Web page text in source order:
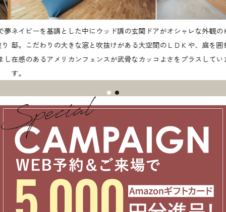
ネイビーを基調とした中にウッド調の玄関ドアがオシャレな外観のＫ様
邸。こだわりの大きな窓と吹抜けがある大空間のＬＤＫや、庭を囲む存
在感のあるアメリカンフェンスが武骨なカッコよさをプラスしていま
す。